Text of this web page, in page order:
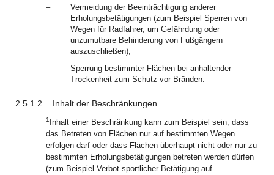
–
Vermeidung der Beeinträchtigung anderer
Erholungsbetätigungen (zum Beispiel Sperren von
Wegen für Radfahrer, um Gefährdung oder
unzumutbare Behinderung von Fußgängern
auszuschließen),
–
Sperrung bestimmter Flächen bei anhaltender
Trockenheit zum Schutz vor Bränden.
2.5.1.2 Inhalt der Beschränkungen
1 Inhalt einer Beschränkung kann zum Beispiel sein, dass
das Betreten von Flächen nur auf bestimmten Wegen
erfolgen darf oder dass Flächen überhaupt nicht oder nur zu
bestimmten Erholungsbetätigungen betreten werden dürfen
(zum Beispiel Verbot sportlicher Betätigung auf